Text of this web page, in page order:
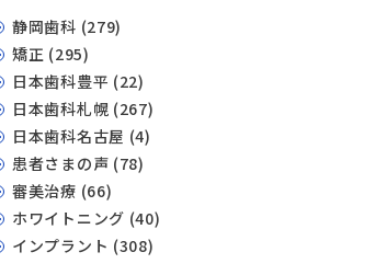
静岡歯科 (279)
矯正 (295)
日本歯科豊平 (22)
日本歯科札幌 (267)
日本歯科名古屋 (4)
患者さまの声 (78)
審美治療 (66)
ホワイトニング (40)
インプラント (308)